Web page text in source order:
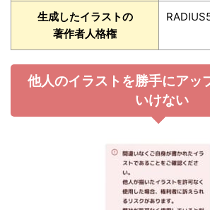
生成したイラストの
著作者人格権
他人のイラストを勝手にアッ
いけない